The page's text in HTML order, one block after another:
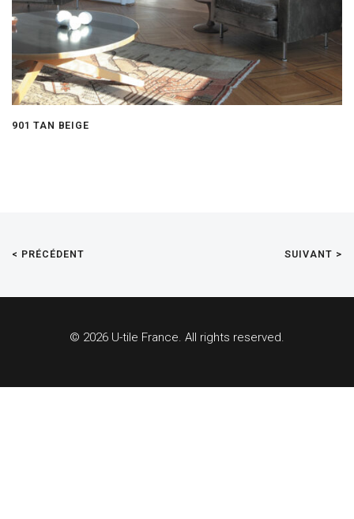
901 TAN BEIGE
< PRÉCÉDENT SUIVANT >
© 2026 U-tile France. All rights reserved.